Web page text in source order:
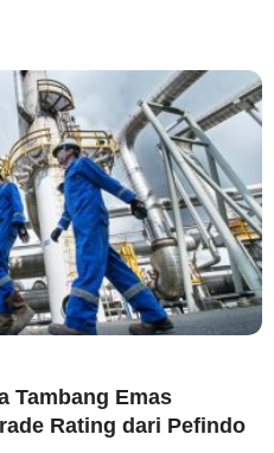
Tambang Emas
Rating dari Pefindo